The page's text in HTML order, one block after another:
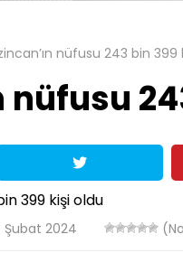
nüfusu 243 bin 399
nüfusu
Şubat 2024